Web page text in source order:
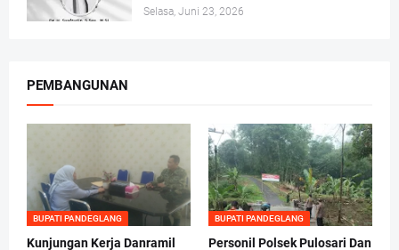
Selasa, Juni 23, 2026
PEMBANGUNAN
BUPATI PANDEGLANG
Kunjungan Kerja Danramil
BUPATI PANDEGLANG
Personil Polsek Pulosari Dan